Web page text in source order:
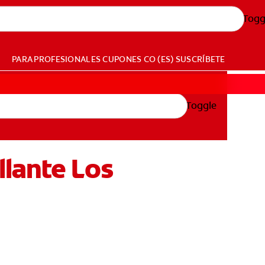
PARA PROFESIONALESCUPONES CO (ES) SUSCRÍBETE
Toggle
Los